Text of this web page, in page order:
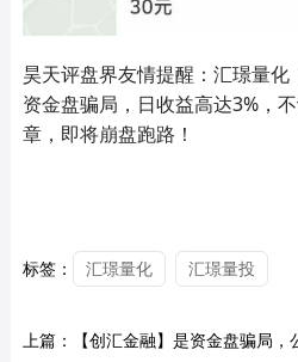
昊天评盘界友情提醒：汇璟量化
资金盘骗局，日收益高达3%，
章，即将崩盘跑路！
标签： 汇璟量化 汇璟量投
上篇：
【创汇金融】是资金盘骗局，公告背